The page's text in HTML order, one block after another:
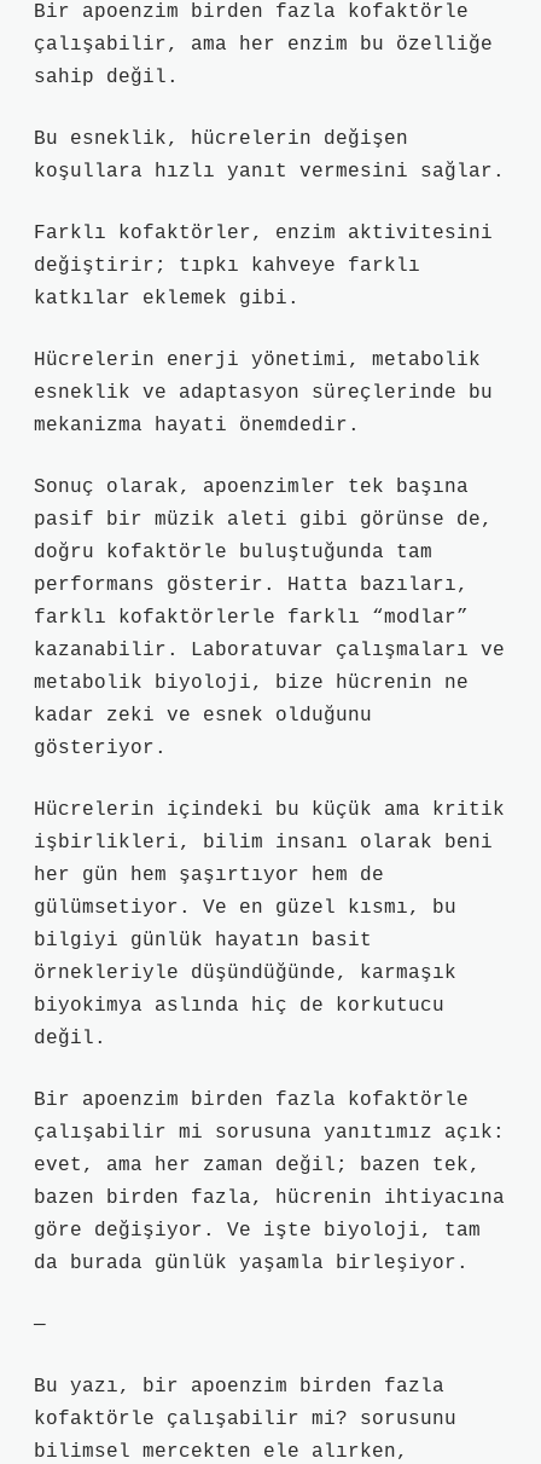
Bir apoenzim birden fazla kofaktörle
çalışabilir, ama her enzim bu özelliğe
sahip değil.
Bu esneklik, hücrelerin değişen
koşullara hızlı yanıt vermesini sağlar.
Farklı kofaktörler, enzim aktivitesini
değiştirir; tıpkı kahveye farklı
katkılar eklemek gibi.
Hücrelerin enerji yönetimi, metabolik
esneklik ve adaptasyon süreçlerinde bu
mekanizma hayati önemdedir.
Sonuç olarak, apoenzimler tek başına
pasif bir müzik aleti gibi görünse de,
doğru kofaktörle buluştuğunda tam
performans gösterir. Hatta bazıları,
farklı kofaktörlerle farklı “modlar”
kazanabilir. Laboratuvar çalışmaları ve
metabolik biyoloji, bize hücrenin ne
kadar zeki ve esnek olduğunu
gösteriyor.
Hücrelerin içindeki bu küçük ama kritik
işbirlikleri, bilim insanı olarak beni
her gün hem şaşırtıyor hem de
gülümsetiyor. Ve en güzel kısmı, bu
bilgiyi günlük hayatın basit
örnekleriyle düşündüğünde, karmaşık
biyokimya aslında hiç de korkutucu
değil.
Bir apoenzim birden fazla kofaktörle
çalışabilir mi sorusuna yanıtımız açık:
evet, ama her zaman değil; bazen tek,
bazen birden fazla, hücrenin ihtiyacına
göre değişiyor. Ve işte biyoloji, tam
da burada günlük yaşamla birleşiyor.
—
Bu yazı, bir apoenzim birden fazla
kofaktörle çalışabilir mi? sorusunu
bilimsel mercekten ele alırken,